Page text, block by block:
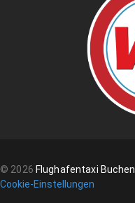
© 2026 Flughafentaxi Buchen
Cookie-Einstellungen